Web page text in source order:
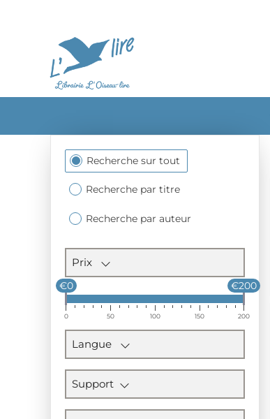
Section
des
filtres
Recherche sur tout
Recherche par titre
Recherche par auteur
Prix
€0 €200
0 50 100 150 200
Langue
Support